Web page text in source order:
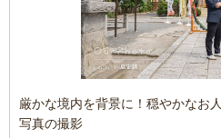
厳かな境内を背景に！穏やかなお
写真の撮影